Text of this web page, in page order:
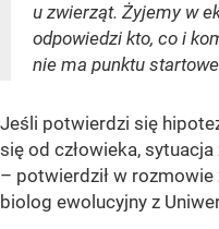
u zwierząt. Żyjemy w
odpowiedzi kto, co i
nie ma punktu
Jeśli potwierdzi się
się od człowieka,
– potwierdził w rozmowie
biolog ewolucyjny z